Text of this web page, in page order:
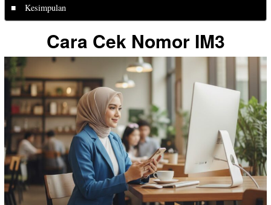
Kesimpulan
Cara Cek Nomor IM3